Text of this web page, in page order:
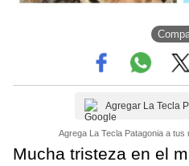
Agregar La Tecla
Agrega La Tecla Patagonia a tus
Mucha tristeza en el